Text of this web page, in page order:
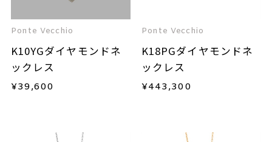
Ponte Vecchio
K10YGダイヤモンドネ
ックレス
¥39,600
Ponte Vecchio
K18PGダイヤモンドネ
ックレス
¥443,300